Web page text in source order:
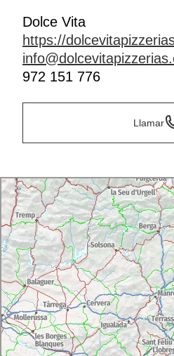
Dolce Vita
https://
972 151 776
Llamar